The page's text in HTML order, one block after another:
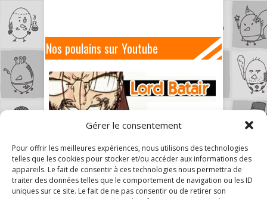
Gérer le consentement
Pour offrir les meilleures expériences, nous utilisons des technologies
telles que les cookies pour stocker et/ou accéder aux informations des
appareils. Le fait de consentir à ces technologies nous permettra de
traiter des données telles que le comportement de navigation ou les ID
uniques sur ce site. Le fait de ne pas consentir ou de retirer son
Nos poulains sur Youtube